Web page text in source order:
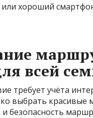
хороший
всей
требует учёта
выбрать красивые
безопасность